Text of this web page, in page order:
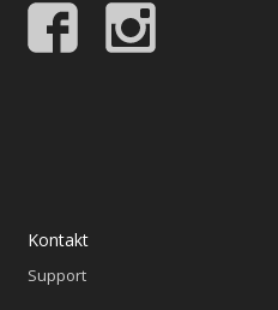
Kontakt
Support